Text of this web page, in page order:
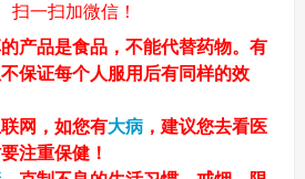
扫一扫加微信！
的产品是食品，不能代替药物。有
保证每个人服用后有同样的效
网，如您有大病，建议您去看医
注重保健！